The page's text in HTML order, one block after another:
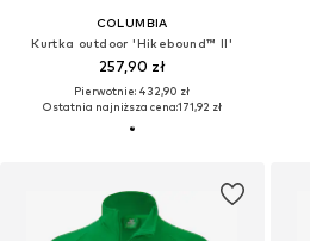
COLUMBIA
Kurtka outdoor 'Hikebound™ II'
257,90 zł
Pierwotnie: 432,90 zł
Ostatnia najniższa cena:171,92 zł